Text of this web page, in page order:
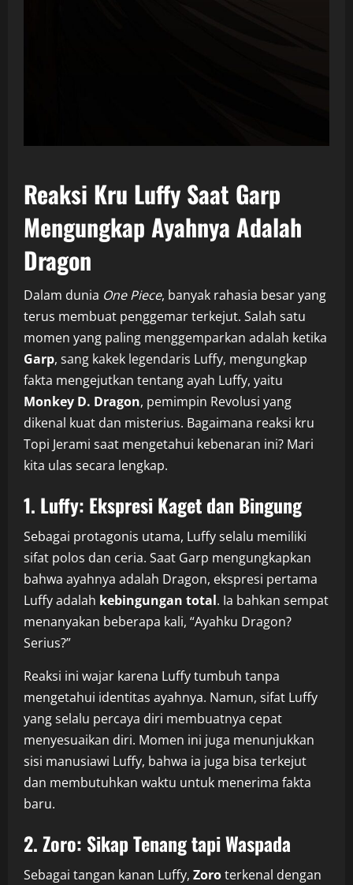
Reaksi Kru Luffy Saat Garp
Mengungkap Ayahnya Adalah
Dragon
Dalam dunia One Piece, banyak rahasia besar yang
terus membuat penggemar terkejut. Salah satu
momen yang paling menggemparkan adalah ketika
Garp, sang kakek legendaris Luffy, mengungkap
fakta mengejutkan tentang ayah Luffy, yaitu
Monkey D. Dragon, pemimpin Revolusi yang
dikenal kuat dan misterius. Bagaimana reaksi kru
Topi Jerami saat mengetahui kebenaran ini? Mari
kita ulas secara lengkap.
1. Luffy: Ekspresi Kaget dan Bingung
Sebagai protagonis utama, Luffy selalu memiliki
sifat polos dan ceria. Saat Garp mengungkapkan
bahwa ayahnya adalah Dragon, ekspresi pertama
Luffy adalah kebingungan total. Ia bahkan sempat
menanyakan beberapa kali, “Ayahku Dragon?
Serius?”
Reaksi ini wajar karena Luffy tumbuh tanpa
mengetahui identitas ayahnya. Namun, sifat Luffy
yang selalu percaya diri membuatnya cepat
menyesuaikan diri. Momen ini juga menunjukkan
sisi manusiawi Luffy, bahwa ia juga bisa terkejut
dan membutuhkan waktu untuk menerima fakta
baru.
2. Zoro: Sikap Tenang tapi Waspada
Sebagai tangan kanan Luffy, Zoroterkenal dengan